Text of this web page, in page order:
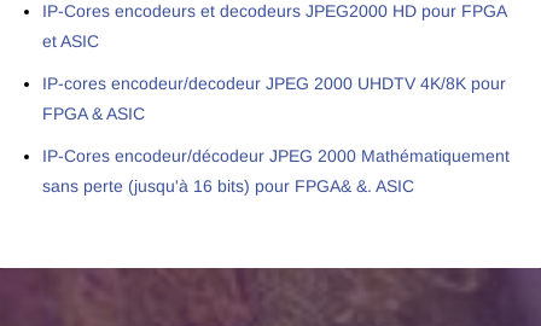
IP-Cores encodeurs et decodeurs JPEG2000 HD pour FPGA
et ASIC
IP-cores encodeur/decodeur JPEG 2000 UHDTV 4K/8K pour
FPGA & ASIC
IP-Cores encodeur/décodeur JPEG 2000 Mathématiquement
sans perte (jusqu'à 16 bits) pour FPGA& &. ASIC